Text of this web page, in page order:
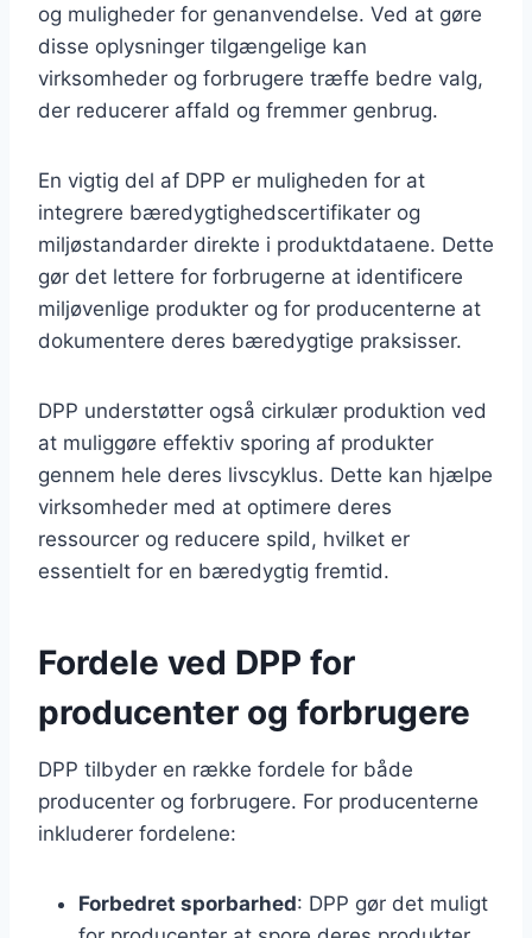
og muligheder for genanvendelse. Ved at gøre
disse oplysninger tilgængelige kan
virksomheder og forbrugere træffe bedre valg,
der reducerer affald og fremmer genbrug.
En vigtig del af DPP er muligheden for at
integrere bæredygtighedscertifikater og
miljøstandarder direkte i produktdataene. Dette
gør det lettere for forbrugerne at identificere
miljøvenlige produkter og for producenterne at
dokumentere deres bæredygtige praksisser.
DPP understøtter også cirkulær produktion ved
at muliggøre effektiv sporing af produkter
gennem hele deres livscyklus. Dette kan hjælpe
virksomheder med at optimere deres
ressourcer og reducere spild, hvilket er
essentielt for en bæredygtig fremtid.
Fordele ved DPP for
producenter og forbrugere
DPP tilbyder en række fordele for både
producenter og forbrugere. For producenterne
inkluderer fordelene:
Forbedret sporbarhed: DPP gør det muligt